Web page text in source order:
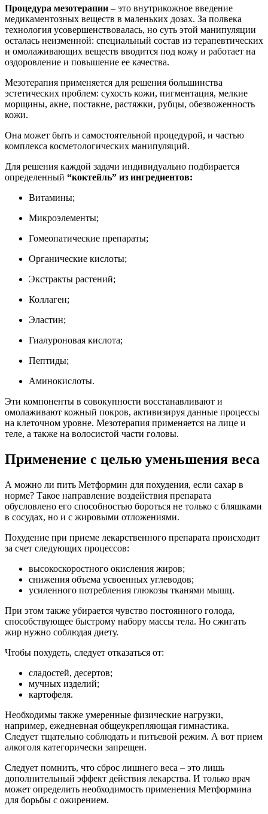
Процедура мезотерапии – это внутрикожное введение
медикаментозных веществ в маленьких дозах. За полвека
технология усовершенствовалась, но суть этой манипуляции
осталась неизменной: специальный состав из терапевтических
и омолаживающих веществ вводится под кожу и работает на
оздоровление и повышение ее качества.
Мезотерапия применяется для решения большинства
эстетических проблем: сухость кожи, пигментация, мелкие
морщины, акне, постакне, растяжки, рубцы, обезвоженность
кожи.
Она может быть и самостоятельной процедурой, и частью
комплекса косметологических манипуляций.
Для решения каждой задачи индивидуально подбирается
определенный “коктейль” из ингредиентов:
Витамины;
Микроэлементы;
Гомеопатические препараты;
Органические кислоты;
Экстракты растений;
Коллаген;
Эластин;
Гиалуроновая кислота;
Пептиды;
Аминокислоты.
Эти компоненты в совокупности восстанавливают и
омолаживают кожный покров, активизируя данные процессы
на клеточном уровне. Мезотерапия применяется на лице и
теле, а также на волосистой части головы.
Применение с целью уменьшения веса
А можно ли пить Метформин для похудения, если сахар в
норме? Такое направление воздействия препарата
обусловлено его способностью бороться не только с бляшками
в сосудах, но и с жировыми отложениями.
Похудение при приеме лекарственного препарата происходит
за счет следующих процессов:
высокоскоростного окисления жиров;
снижения объема усвоенных углеводов;
усиленного потребления глюкозы тканями мышц.
При этом также убирается чувство постоянного голода,
способствующее быстрому набору массы тела. Но сжигать
жир нужно соблюдая диету.
Чтобы похудеть, следует отказаться от:
сладостей, десертов;
мучных изделий;
картофеля.
Необходимы также умеренные физические нагрузки,
например, ежедневная общеукрепляющая гимнастика.
Следует тщательно соблюдать и питьевой режим. А вот прием
алкоголя категорически запрещен.
Следует помнить, что сброс лишнего веса – это лишь
дополнительный эффект действия лекарства. И только врач
может определить необходимость применения Метформина
для борьбы с ожирением.